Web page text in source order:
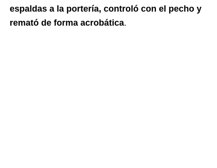
espaldas a la portería, controló con el pecho y
remató de forma acrobática.